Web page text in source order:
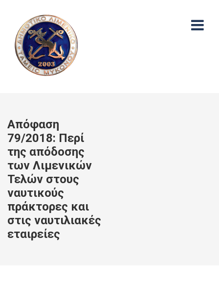
Απόφαση
79/2018: Περί
της απόδοσης
των Λιμενικών
Τελών στους
ναυτικούς
πράκτορες και
στις ναυτιλιακές
εταιρείες